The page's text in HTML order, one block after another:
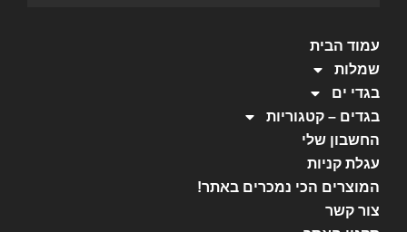
עמוד הבית
שמלות
בגדי ים
בגדים – קטגוריות
החשבון שלי
עגלת קניות
המוצרים הכי נמכרים באתר!
צור קשר